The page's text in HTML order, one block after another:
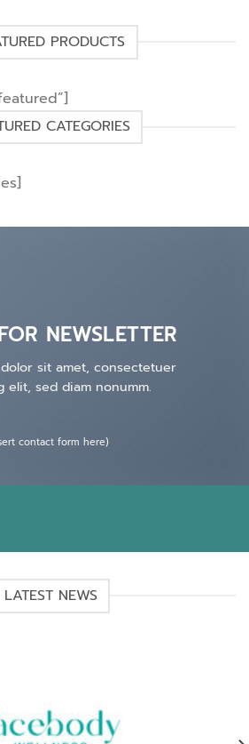
PRODUCTS
CATEGORIES
NEWSLETTER
sit amet, consectetuer
elit, sed diam nonumm.
contact form here)
LATEST NEWS